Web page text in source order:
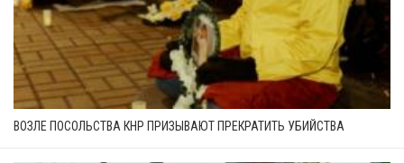
ВОЗЛЕ ПОСОЛЬСТВА КНР ПРИЗЫВАЮТ ПРЕКРАТИТЬ УБИЙСТВА